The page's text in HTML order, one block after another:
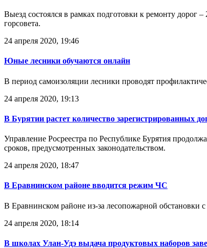
Выезд состоялся в рамках подготовки к ремонту дорог
горсовета.
24 апреля 2020, 19:46
Юные лесники обучаются онлайн
В период самоизоляции лесники проводят
24 апреля 2020, 19:13
В Бурятии растет количество зарегистрированных
Управление Росреестра по Республике Бурятия
сроков, предусмотренных законодательством.
24 апреля 2020, 18:47
В Еравнинском районе вводится режим ЧС
В Еравнинском районе из-за лесопожарной обстановки
24 апреля 2020, 18:14
В школах Улан-Удэ выдача продуктовых наборов